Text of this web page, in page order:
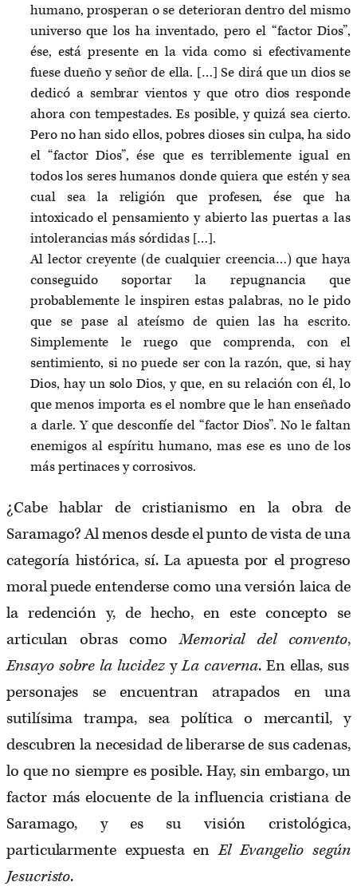
humano, prosperan o se deterioran dentro del mismo
universo que los ha inventado, pero el “factor Dios”,
ése, está presente en la vida como si efectivamente
fuese dueño y señor de ella. […] Se dirá que un dios se
dedicó a sembrar vientos y que otro dios responde
ahora con tempestades. Es posible, y quizá sea cierto.
Pero no han sido ellos, pobres dioses sin culpa, ha sido
el “factor Dios”, ése que es terriblemente igual en
todos los seres humanos donde quiera que estén y sea
cual sea la religión que profesen, ése que ha
intoxicado el pensamiento y abierto las puertas a las
intolerancias más sórdidas […].
Al lector creyente (de cualquier creencia…) que haya
conseguido soportar la repugnancia que
probablemente le inspiren estas palabras, no le pido
que se pase al ateísmo de quien las ha escrito.
Simplemente le ruego que comprenda, con el
sentimiento, si no puede ser con la razón, que, si hay
Dios, hay un solo Dios, y que, en su relación con él, lo
que menos importa es el nombre que le han enseñado
a darle. Y que desconfíe del “factor Dios”. No le faltan
enemigos al espíritu humano, mas ese es uno de los
más pertinaces y corrosivos.
¿Cabe hablar de cristianismo en la obra de
Saramago? Al menos desde el punto de vista de una
categoría histórica, sí. La apuesta por el progreso
moral puede entenderse como una versión laica de
la redención y, de hecho, en este concepto se
articulan obras comoMemorial del convento,
Ensayo sobre la lucidezyLa caverna. En ellas, sus
personajes se encuentran atrapados en una
sutilísima trampa, sea política o mercantil, y
descubren la necesidad de liberarse de sus cadenas,
lo que no siempre es posible. Hay, sin embargo, un
factor más elocuente de la influencia cristiana de
Saramago, y es su visión cristológica,
particularmente expuesta enEl Evangelio según
Jesucristo.